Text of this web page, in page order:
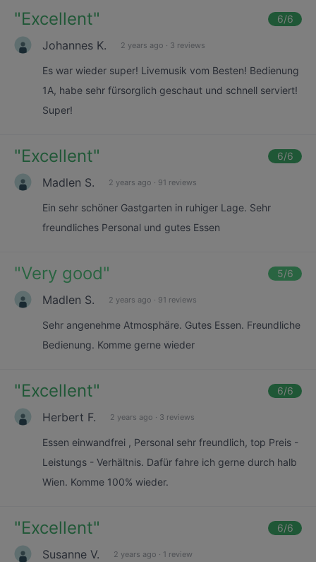
"Excellent" 6/6
Johannes K. 2 years ago · 3 reviews
Es war wieder super! Livemusik vom Besten! Bedienung
1A, habe sehr fürsorglich geschaut und schnell serviert!
Super!
"Excellent" 6/6
Madlen S. 2 years ago · 91 reviews
Ein sehr schöner Gastgarten in ruhiger Lage. Sehr
freundliches Personal und gutes Essen
"Very good" 5/6
Madlen S. 2 years ago · 91 reviews
Sehr angenehme Atmosphäre. Gutes Essen. Freundliche
Bedienung. Komme gerne wieder
"Excellent" 6/6
Herbert F. 2 years ago · 3 reviews
Essen einwandfrei , Personal sehr freundlich, top Preis -
Leistungs - Verhältnis. Dafür fahre ich gerne durch halb
Wien. Komme 100% wieder.
"Excellent" 6/6
Susanne V. 2 years ago · 1 review